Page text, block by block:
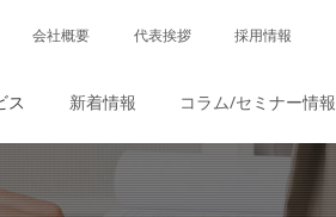
会社概要 代表挨拶 採用情報
ス 新着情報 コラム/セミナー情報